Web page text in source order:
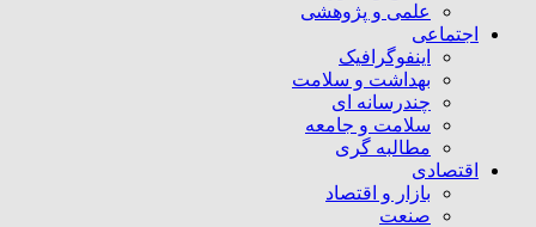
علمی و پژوهشی
اجتماعی
اینفوگرافیک
بهداشت و سلامت
چندرسانه ای
سلامت و جامعه
مطالبه گری
اقتصادی
بازار و اقتصاد
صنعت